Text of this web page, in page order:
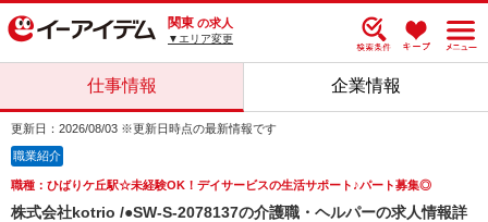
関東 の求人
▼エリア変更
仕事情報 企業情報
更新日：2026/08/03 ※更新日時点の最新情報です
職業紹介
職種：ひばりケ丘駅☆未経験OK！デイサービスの生活サポート♪パート募集◎
株式会社kotrio /●SW-S-2078137の介護職・ヘルパーの求人情報詳